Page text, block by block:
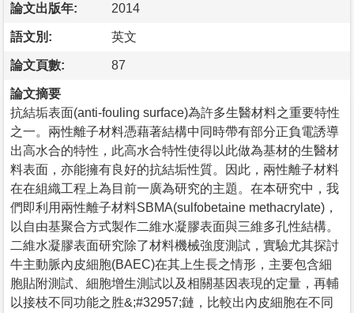
論文出版年: 2014
語文別: 英文
論文頁數: 87
論文摘要
抗結垢表面(anti-fouling surface)為許多生醫材料之重要特性
之一。兩性離子材料憑藉著結構中同時帶有部分正負電誘導
出高水合的特性，此高水合特性使得以此做為基材的生醫材
料表面，亦能擁有良好的抗結垢性質。因此，兩性離子材料
在在組織工程上為目前一廣為研究的主題。在本研究中，我
們即利用兩性離子材料SBMA(sulfobetaine methacrylate)，
以自由基聚合方式製作二維水凝膠表面與三維多孔性結構。
二維水凝膠表面研究除了材料機械強度測試，實驗尤其探討
牛主動脈內皮細胞(BAEC)在其上生長之情形，主要包含細
胞貼附測試、細胞增生測試以及相關基因表現的定量，再輔
以接枝不同功能之胜&;#32957;鏈，比較出內皮細胞在不同